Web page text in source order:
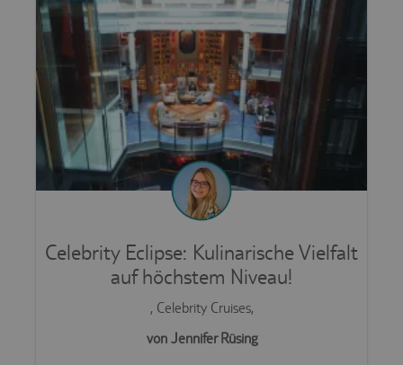
Celebrity Eclipse: Kulinarische Vielfalt
auf höchstem Niveau!
, Celebrity Cruises,
von Jennifer Rüsing